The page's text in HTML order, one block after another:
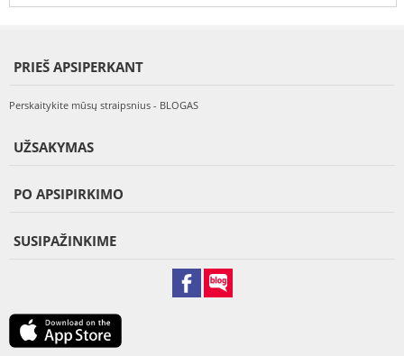
PRIEŠ APSIPERKANT
Perskaitykite mūsų straipsnius - BLOGAS
UŽSAKYMAS
PO APSIPIRKIMO
SUSIPAŽINKIME